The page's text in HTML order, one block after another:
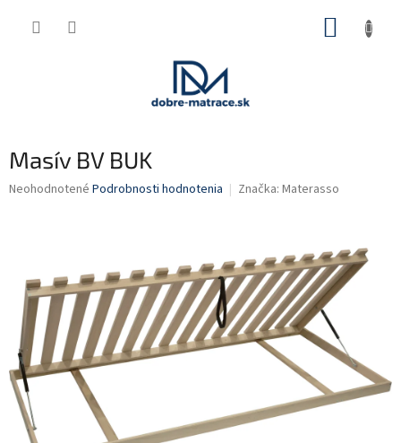
Masív BV BUK
Priemerné
hviezdičiek.
Neohodnotené Podrobnosti hodnotenia Značka: Materasso